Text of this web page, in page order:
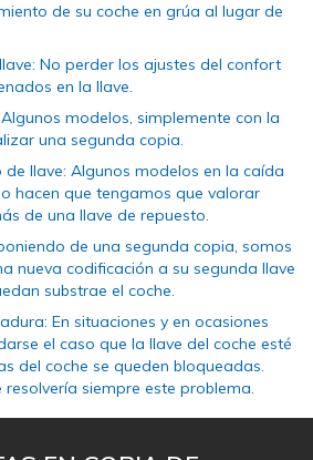
de su coche en grúa al lugar de
No perder los ajustes del confort
en la llave.
modelos, simplemente con la
una segunda copia.
llave: Algunos modelos en la caída
hacen que tengamos que valorar
de una llave de repuesto.
de una segunda copia, somos
nueva codificación a su segunda llave
substrae el coche.
En situaciones y en ocasiones
el caso que la llave del coche esté
del coche se queden bloqueadas.
resolvería siempre este problema.